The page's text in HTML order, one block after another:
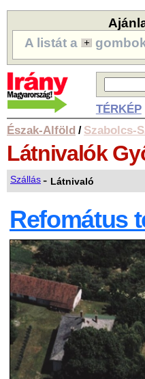
A listát a
TÉRKÉP
Észak-Alföld / Szabolcs-
Látnivalók
Szállás- Látnivaló
Refomátus